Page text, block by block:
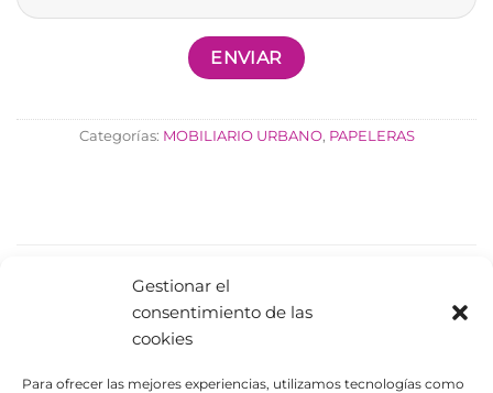
Gestionar el
consentimiento de las
cookies
Para ofrecer las mejores experiencias, utilizamos tecnologías como
Categorías: MOBILIARIO URBANO, PAPELERAS